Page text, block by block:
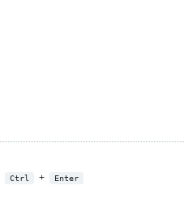
Ctrl + Enter